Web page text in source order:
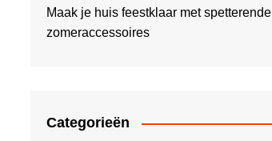
Maak je huis feestklaar met spetterende
zomeraccessoires
Categorieën